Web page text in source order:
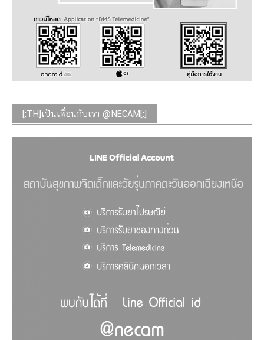
[:TH]เป็นเพื่อนกับเรา @NECAM[:]